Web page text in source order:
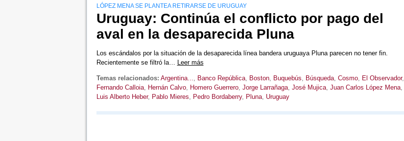
LÓPEZ MENA SE PLANTEA RETIRARSE DE URUGUAY
Uruguay: Continúa el conflicto por pago del
aval en la desaparecida Pluna
Los escándalos por la situación de la desaparecida línea bandera uruguaya Pluna parecen no tener fin.
Recientemente se filtró la… Leer más
Temas relacionados: Argentina..., Banco República, Boston, Buquebús, Búsqueda, Cosmo, El Observador,
Fernando Calloia, Hernán Calvo, Homero Guerrero, Jorge Larrañaga, José Mujica, Juan Carlos López Mena,
Luis Alberto Heber, Pablo Mieres, Pedro Bordaberry, Pluna, Uruguay